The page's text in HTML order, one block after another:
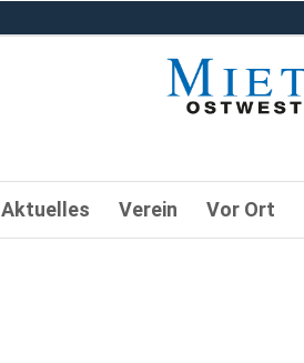
Aktuelles Verein Vor Ort